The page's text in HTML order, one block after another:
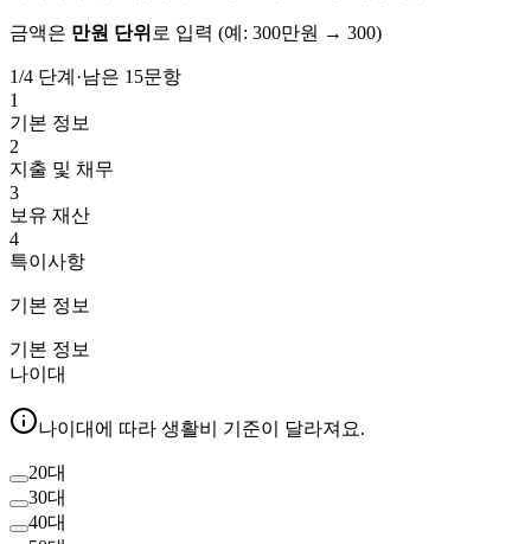
금액은 만원 단위 로 입력 (예: 300만원 → 300)
1/4 단계 ·남은 15문항
1
기본 정보
2
지출 및 채무
3
보유 재산
4
특이사항
기본 정보
기본 정보
나이대
나이대에 따라 생활비 기준이 달라져요.
20대
30대
40대